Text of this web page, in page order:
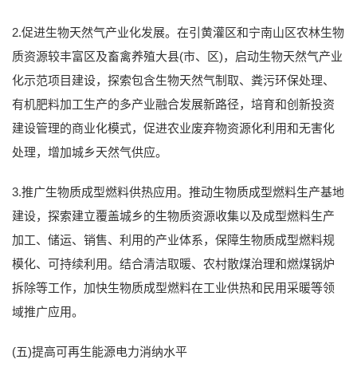
2.促进生物天然气产业化发展。在引黄灌区和宁南山区农林生物
质资源较丰富区及畜禽养殖大县(市、区)，启动生物天然气产业
化示范项目建设，探索包含生物天然气制取、粪污环保处理、
有机肥料加工生产的多产业融合发展新路径，培育和创新投资
建设管理的商业化模式，促进农业废弃物资源化利用和无害化
处理，增加城乡天然气供应。
3.推广生物质成型燃料供热应用。推动生物质成型燃料生产基地
建设，探索建立覆盖城乡的生物质资源收集以及成型燃料生产
加工、储运、销售、利用的产业体系，保障生物质成型燃料规
模化、可持续利用。结合清洁取暖、农村散煤治理和燃煤锅炉
拆除等工作，加快生物质成型燃料在工业供热和民用采暖等领
域推广应用。
(五)提高可再生能源电力消纳水平